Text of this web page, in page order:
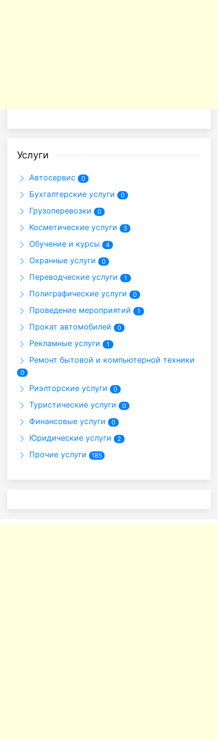
Услуги
Автосервис 0
Бухгалтерские услуги 0
Грузоперевозки 0
Косметические услуги 3
Обучение и курсы 4
Охранные услуги 0
Переводческие услуги 1
Полиграфические услуги 0
Проведение мероприятий 1
Прокат автомобилей 0
Рекламные услуги 1
Ремонт бытовой и компьютерной техники
0
Риэлторские услуги 0
Туристические услуги 0
Финансовые услуги 0
Юридические услуги 2
Прочие услуги 185